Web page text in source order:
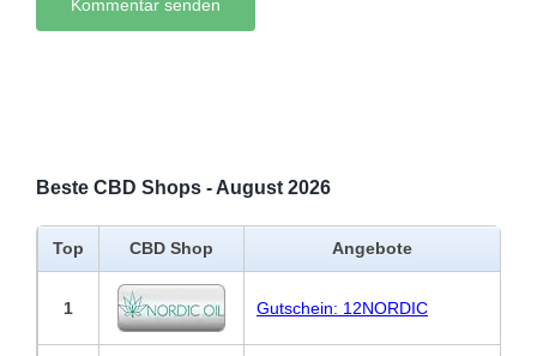
Beste CBD Shops - August 2026
Top CBD Shop Angebote
1 Gutschein: 12NORDIC